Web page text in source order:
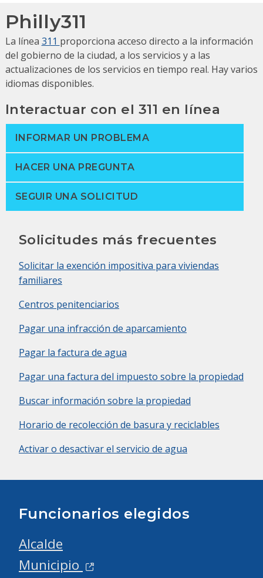
Philly311
La línea 311 proporciona acceso directo a la información
del gobierno de la ciudad, a los servicios y a las
actualizaciones de los servicios en tiempo real. Hay varios
idiomas disponibles.
Interactuar con el 311 en línea
INFORMAR UN PROBLEMA
HACER UNA PREGUNTA
SEGUIR UNA SOLICITUD
Solicitudes más frecuentes
Solicitar la exención impositiva para viviendas
familiares
Centros penitenciarios
Pagar una infracción de aparcamiento
Pagar la factura de agua
Pagar una factura del impuesto sobre la propiedad
Buscar información sobre la propiedad
Horario de recolección de basura y reciclables
Activar o desactivar el servicio de agua
Funcionarios elegidos
Alcalde
Municipio